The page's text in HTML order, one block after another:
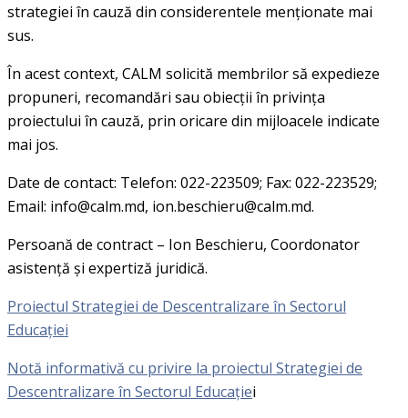
strategiei în cauză din considerentele menționate mai
sus.
În acest context, CALM solicită membrilor să expedieze
propuneri, recomandări sau obiecții în privința
proiectului în cauză, prin oricare din mijloacele indicate
mai jos.
Date de contact: Telefon: 022-223509; Fax: 022-223529;
Email: info@calm.md, ion.beschieru@calm.md.
Persoană de contract – Ion Beschieru, Coordonator
asistență și expertiză juridică.
Proiectul Strategiei de Descentralizare în Sectorul
Educației
Notă informativă cu privire la proiectul Strategiei de
Descentralizare în Sectorul Educaţiei